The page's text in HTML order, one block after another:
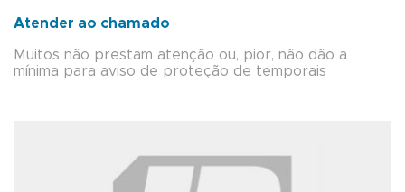
Atender ao chamado
Muitos não prestam atenção ou, pior, não dão a
mínima para aviso de proteção de temporais